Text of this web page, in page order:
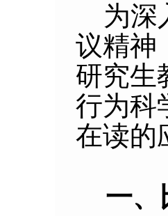
为深
议精神
研究生
行为科
在读的
一、